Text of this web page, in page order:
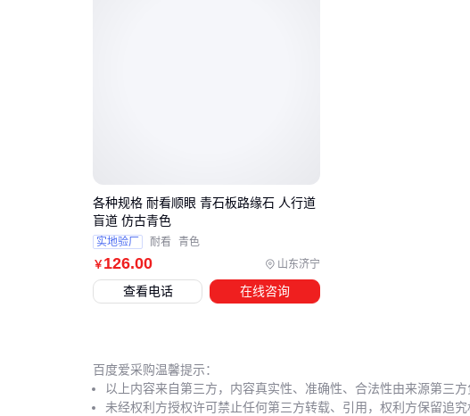
忽视防
￥126.00 山东济宁
各种规格 耐看顺眼 青石板路缘石 人行道
盲道 仿古青色
实地验厂 耐看 青色
查看电话 在线咨询
百度爱采购温馨提示：
以上内容来自第三方，内容真实性、准确性、合法性由来源第三方
未经权利方授权许可禁止任何第三方转载、引用，权利方保留追究